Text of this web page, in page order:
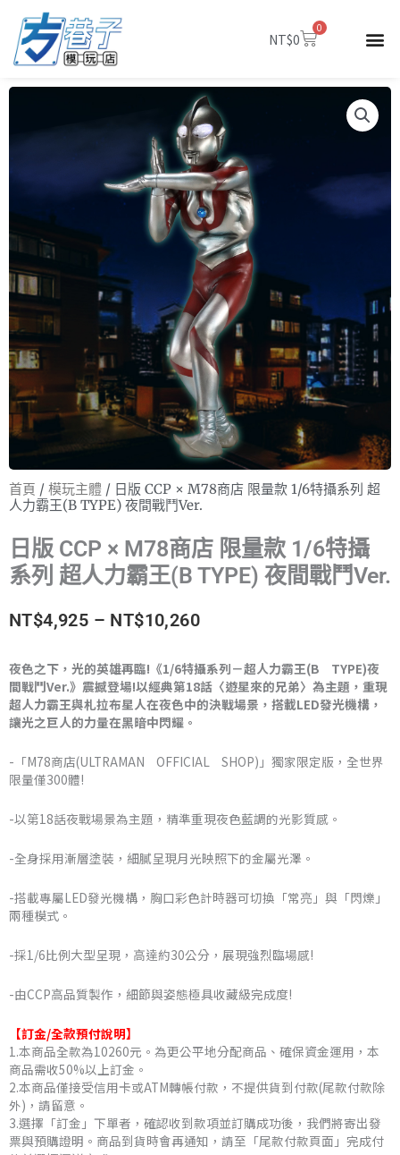
NT$0
0
購
首頁 / 模玩主體 / 日版 CCP × M78商店 限量款 1/6特攝系列 超
人力霸王(B TYPE) 夜間戰鬥Ver.
日版 CCP × M78商店 限量款 1/6特攝
系列 超人力霸王(B TYPE) 夜間戰鬥Ver.
NT$4,925 – NT$10,260價
範
NT$4,925
NT$10,260
夜色之下，光的英雄再臨!《1/6特攝系列－超人力霸王(B TYPE)夜
間戰鬥Ver.》震撼登場!以經典第18話〈遊星來的兄弟〉為主題，重現
超人力霸王與札拉布星人在夜色中的決戰場景，搭載LED發光機構，
讓光之巨人的力量在黑暗中閃耀。
-「M78商店(ULTRAMAN OFFICIAL SHOP)」獨家限定版，全世界
限量僅300體!
-以第18話夜戰場景為主題，精準重現夜色藍調的光影質感。
-全身採用漸層塗裝，細膩呈現月光映照下的金屬光澤。
-搭載專屬LED發光機構，胸口彩色計時器可切換「常亮」與「閃爍」
兩種模式。
-採1/6比例大型呈現，高達約30公分，展現強烈臨場感!
-由CCP高品質製作，細節與姿態極具收藏級完成度!
【訂金/全款預付說明】
1.本商品全款為10260元。為更公平地分配商品、確保資金運用，本
商品需收50%以上訂金。
2.本商品僅接受信用卡或ATM轉帳付款，不提供貨到付款(尾款付款除
外)，請留意。
3.選擇「訂金」下單者，確認收到款項並訂購成功後，我們將寄出發
票與預購證明。商品到貨時會再通知，請至「尾款付款頁面」完成付